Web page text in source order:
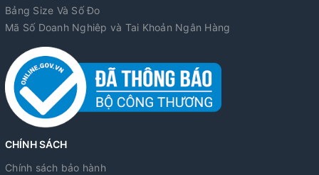
Bảng Size Và Số Đo
Mã Số Doanh Nghiêp và Tai Khoản Ngân Hàng
CHÍNH SÁCH
Chính sách bảo hành